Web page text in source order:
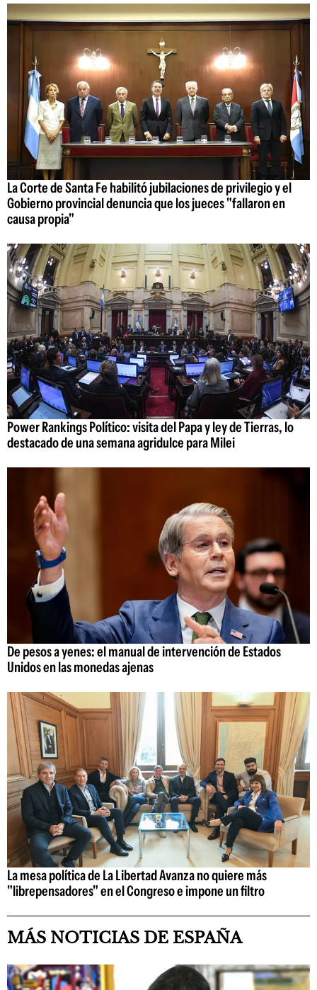
La Corte de Santa Fe habilitó jubilaciones de privilegio y el
Gobierno provincial denuncia que los jueces "fallaron en
causa propia"
Power Rankings Político: visita del Papa y ley de Tierras, lo
destacado de una semana agridulce para Milei
De pesos a yenes: el manual de intervención de Estados
Unidos en las monedas ajenas
La mesa política de La Libertad Avanza no quiere más
"librepensadores" en el Congreso e impone un filtro
MÁS NOTICIAS DE ESPAÑA